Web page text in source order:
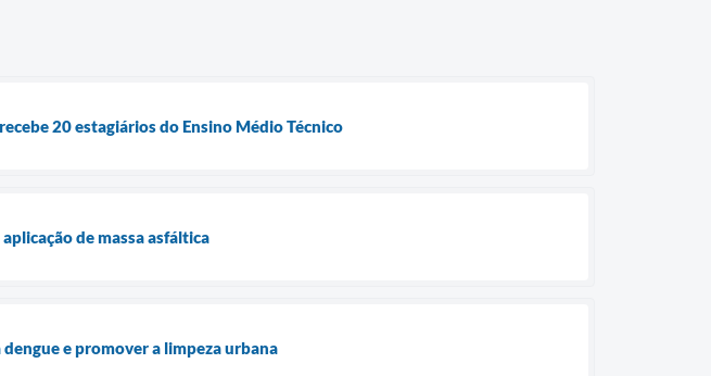
20 estagiários do Ensino Médio Técnico
de massa asfáltica
e promover a limpeza urbana